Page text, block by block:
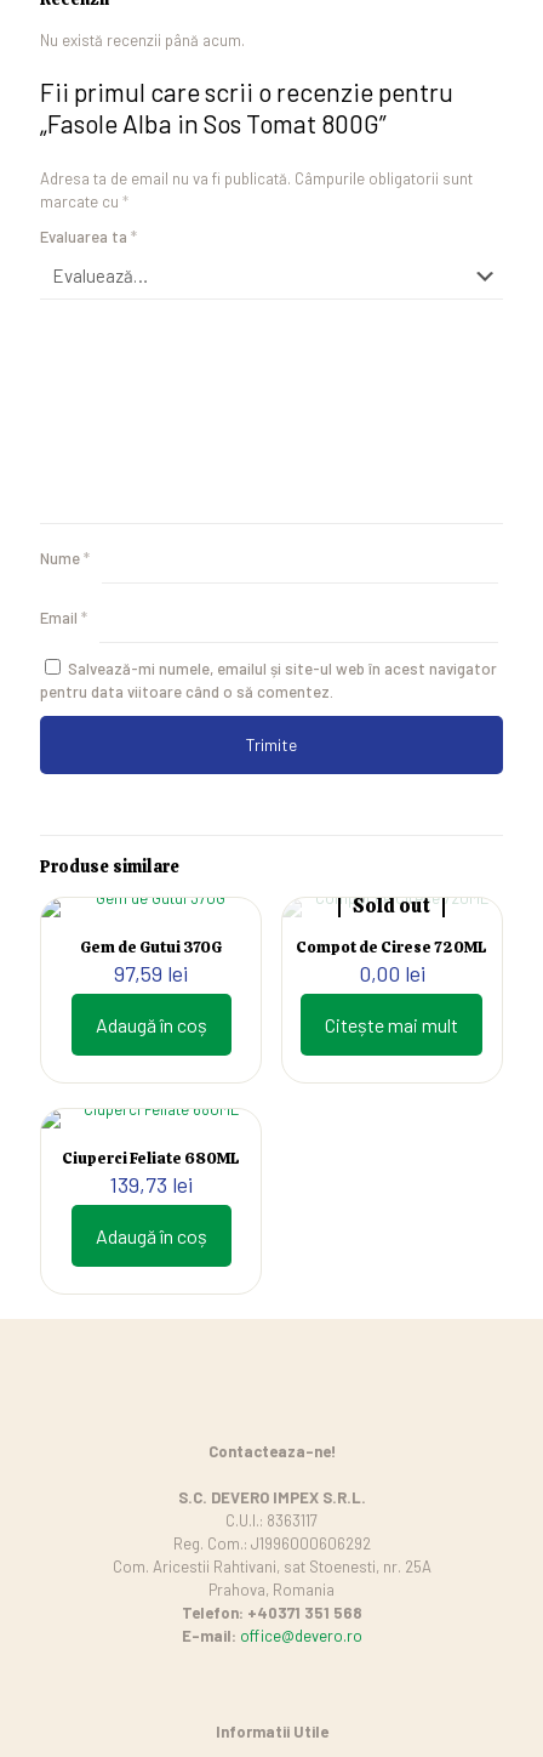
Nu există recenzii până acum.
Fii primul care scrii o recenzie pentru
„Fasole Alba in Sos Tomat 800G”
Adresa ta de email nu va fi publicată. Câmpurile obligatorii sunt
marcate cu *
Evaluarea ta *
Nume*
Email *
Salvează-mi numele, emailul și site-ul web în acest navigator
pentru data viitoare când o să comentez.
Produse similare
Gem de Gutui 370G
97,59 lei
Adaugă în coș
Sold out
Compot de Cirese 720ML
0,00 lei
Citește mai mult
Ciuperci Feliate 680ML
139,73 lei
Adaugă în coș
Contacteaza-ne!
S.C. DEVERO IMPEX S.R.L.
C.U.I.: 8363117
Reg. Com.: J1996000606292
Com. Aricestii Rahtivani, sat Stoenesti, nr. 25A
Prahova, Romania
Telefon: +40371 351 568
E-mail: office@devero.ro
Informatii Utile